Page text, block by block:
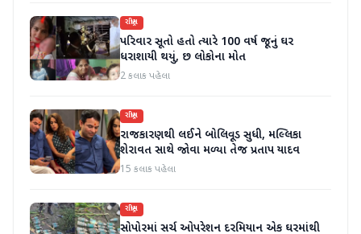
રાષ્ટ્રીય
પરિવાર સૂતો હતો ત્યારે 100 વર્ષ જૂનું ઘર
ધરાશાયી થયું, છ લોકોના મોત
2 કલાક પહેલા
રાષ્ટ્રીય
રાજકારણથી લઈને બોલિવૂડ સુધી, મલ્લિકા
શેરાવત સાથે જોવા મળ્યા તેજ પ્રતાપ યાદવ
15 કલાક પહેલા
રાષ્ટ્રીય
સોપોરમાં સર્ચ ઓપરેશન દરમિયાન એક ઘરમાંથી